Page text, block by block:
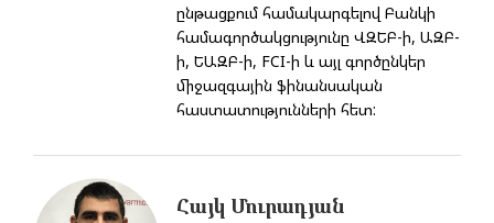
ընթացքում համակարգելով Բանկի
համագործակցությունը ՎԶԵԲ-ի, ԱԶԲ-
ի, ԵԱԶԲ-ի, FCI-ի և այլ գործընկեր
միջազգային ֆինանսական
հաստատությունների հետ:
Հայկ Մուրադյան